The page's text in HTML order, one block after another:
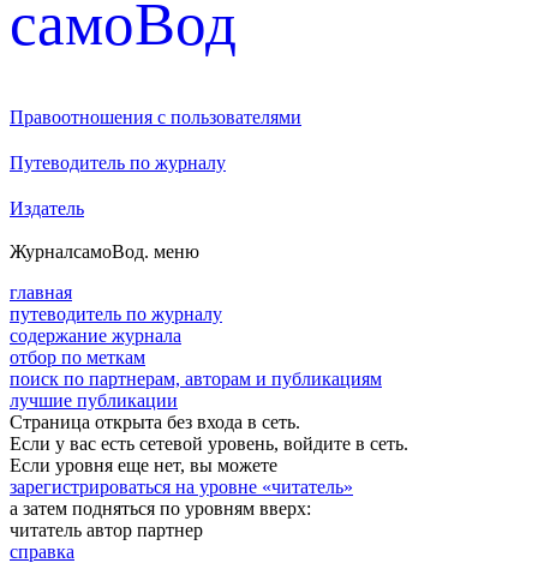
cамоВод
Правоотношения с пользователями
Путеводитель по журналу
Издатель
ЖурналсамоВод. меню
главная
путеводитель по журналу
содержание журнала
отбор по меткам
поиск по партнерам, авторам и публикациям
лучшие публикации
Страница открыта без входа в сеть.
Если у вас есть сетевой уровень, войдите в сеть.
Если уровня еще нет, вы можете
зарегистрироваться на уровне «читатель»
а затем подняться по уровням вверх:
читатель автор партнер
справка